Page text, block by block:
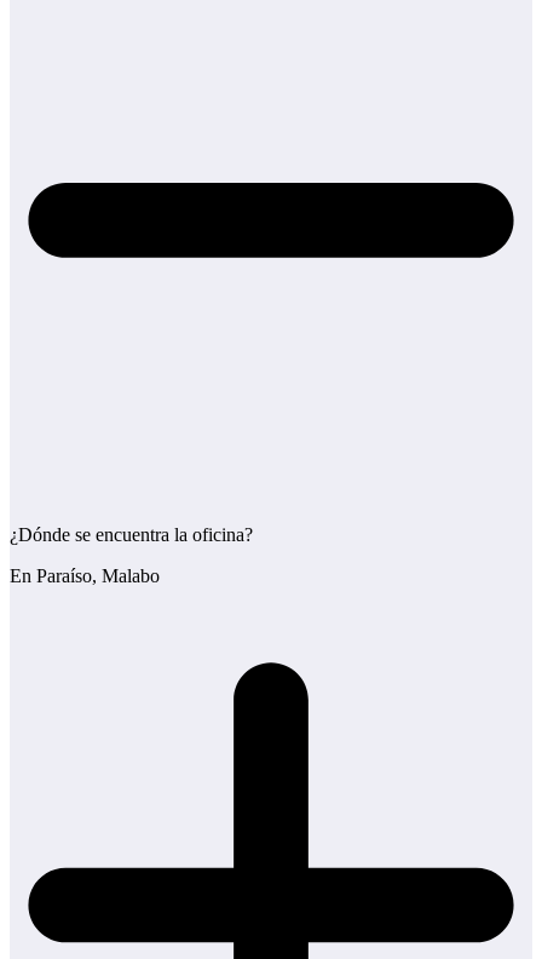
¿Dónde se encuentra la oficina?
En Paraíso, Malabo